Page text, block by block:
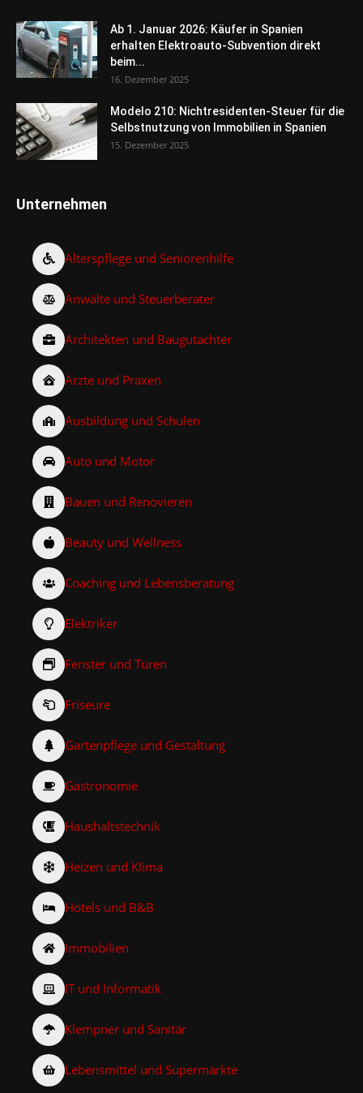
Ab 1. Januar 2026: Käufer in Spanien
erhalten Elektroauto-Subvention direkt
beim...
16. Dezember 2025
Modelo 210: Nichtresidenten-Steuer für die
Selbstnutzung von Immobilien in Spanien
15. Dezember 2025
Unternehmen
Alterspflege und Seniorenhilfe
Anwälte und Steuerberater
Architekten und Baugutachter
Ärzte und Praxen
Ausbildung und Schulen
Auto und Motor
Bauen und Renovieren
Beauty und Wellness
Coaching und Lebensberatung
Elektriker
Fenster und Türen
Friseure
Gartenpflege und Gestaltung
Gastronomie
Haushaltstechnik
Heizen und Klima
Hotels und B&B
Immobilien
IT und Informatik
Klempner und Sanitär
Lebensmittel und Supermärkte